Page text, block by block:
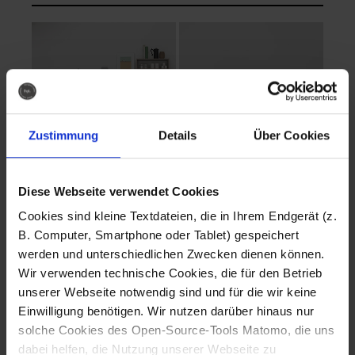
Zustimmung Details Über Cookies
Diese Webseite verwendet Cookies
Cookies sind kleine Textdateien, die in Ihrem Endgerät (z.
B. Computer, Smartphone oder Tablet) gespeichert
werden und unterschiedlichen Zwecken dienen können.
Wir verwenden technische Cookies, die für den Betrieb
unserer Webseite notwendig sind und für die wir keine
Einwilligung benötigen. Wir nutzen darüber hinaus nur
solche Cookies des Open-Source-Tools Matomo, die uns
dabei helfen, die Nutzung unserer Webseite zu
Fotografo: Lorenz
Sternbach
Download
Fotografo: Lorenz
Sternbach
Download